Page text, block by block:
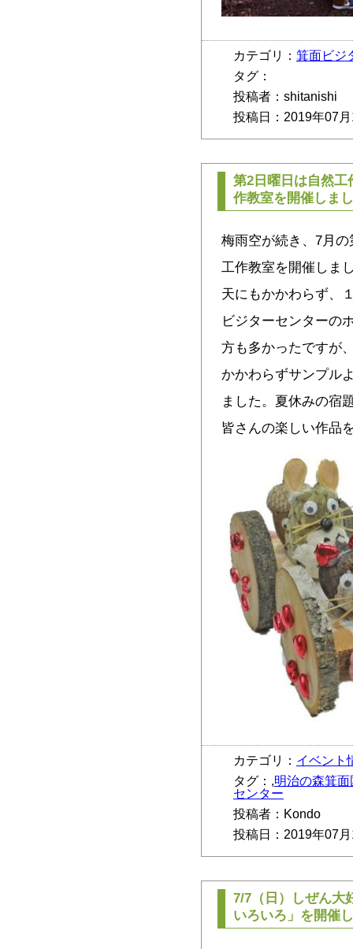
カテゴリ： 箕面ビジ
タグ：
投稿者：shitanishi
投稿日：2019年07
第2日曜日は自然工
作教室を開催しま
梅雨空が続き、7月
工作教室を開催しま
天にもかかわらず、
ビジターセンターの
方も多かったですが
かかわらずサンプル
ました。夏休みの宿
皆さんの楽しい作品
カテゴリ： イベント
タグ：,明治の森箕
センター
投稿者：Kondo
投稿日：2019年07
7/7（日）しぜん大
いろいろ」を開催